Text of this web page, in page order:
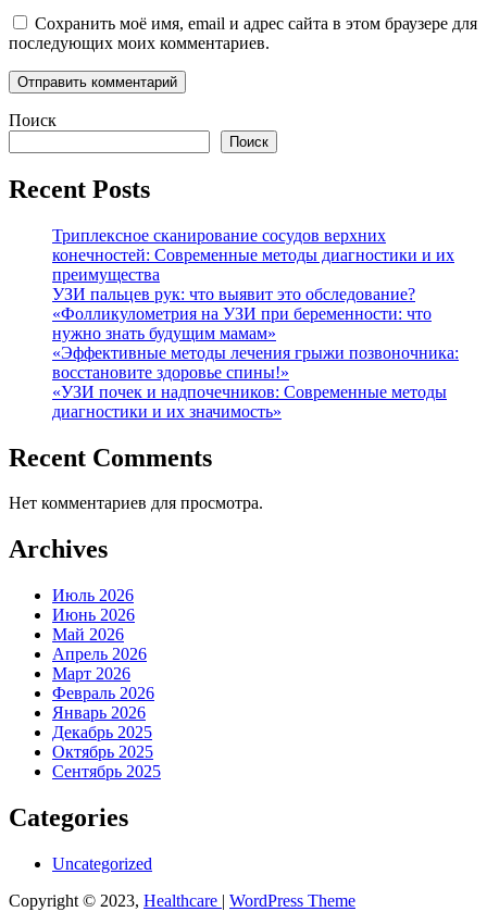
Сохранить моё имя, email и адрес сайта в этом браузере для
последующих моих комментариев.
Поиск
Поиск
Recent Posts
Триплексное сканирование сосудов верхних
конечностей: Современные методы диагностики и их
преимущества
УЗИ пальцев рук: что выявит это обследование?
«Фолликулометрия на УЗИ при беременности: что
нужно знать будущим мамам»
«Эффективные методы лечения грыжи позвоночника:
восстановите здоровье спины!»
«УЗИ почек и надпочечников: Современные методы
диагностики и их значимость»
Recent Comments
Нет комментариев для просмотра.
Archives
Июль 2026
Июнь 2026
Май 2026
Апрель 2026
Март 2026
Февраль 2026
Январь 2026
Декабрь 2025
Октябрь 2025
Сентябрь 2025
Categories
Uncategorized
Copyright © 2023, Healthcare | WordPress Theme